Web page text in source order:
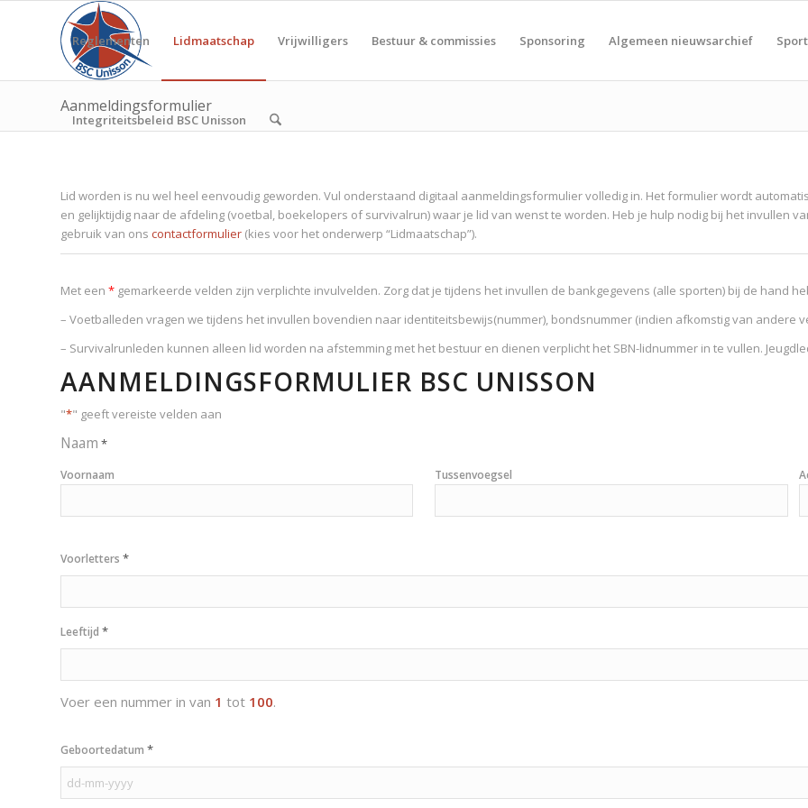
Reglementen Lidmaatschap Vrijwilligers Bestuur & commissies Sponsoring Algemeen nieuwsarchief
Integriteitsbeleid BSC Unisson
Aanmeldingsformulier
Lid worden is nu wel heel eenvoudig geworden. Vul onderstaand digitaal aanmeldingsformulier volledig in. Het formulier wordt
en gelijktijdig naar de afdeling (voetbal, boekelopers of survivalrun) waar je lid van wenst te worden. Heb je hulp nodig bij het invullen
gebruik van ons contactformulier (kies voor het onderwerp “Lidmaatschap”).
Met een * gemarkeerde velden zijn verplichte invulvelden. Zorg dat je tijdens het invullen de bankgegevens (alle sporten) bij de hand
– Voetballeden vragen we tijdens het invullen bovendien naar identiteitsbewijs(nummer), bondsnummer (indien afkomstig van andere
– Survivalrunleden kunnen alleen lid worden na afstemming met het bestuur en dienen verplicht het SBN-lidnummer in te vullen.
AANMELDINGSFORMULIER BSC UNISSON
"*" geeft vereiste velden aan
Naam *
Voornaam Tussenvoegsel
Voorletters *
Leeftijd *
Voer een nummer in van 1 tot 100.
Geboortedatum *
DD